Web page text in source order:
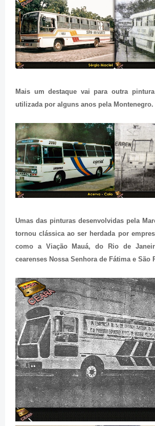
Mais um destaque vai para outra
utilizada por alguns anos pela Montenegro.
Umas das pinturas desenvolvidas pela
tornou clássica ao ser herdada por
como a Viação Mauá, do Rio de
cearenses Nossa Senhora de Fátima e São